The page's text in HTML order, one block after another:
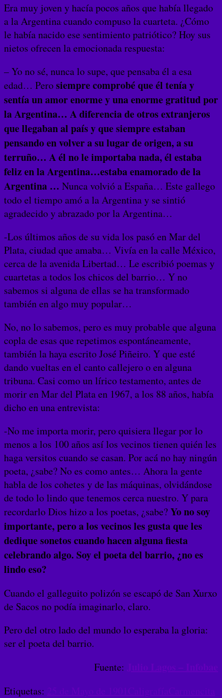
Era muy joven y hacía pocos años que había llegado
a la Argentina cuando compuso la cuarteta. ¿Cómo
le había nacido ese sentimiento patriótico? Hoy sus
nietos ofrecen la emocionada respuesta:
– Yo no sé, nunca lo supe, que pensaba él a esa
edad… Perosiempre comprobé que él tenía y
sentía un amor enorme y una enorme gratitud por
la Argentina… A diferencia de otros extranjeros
que llegaban al país y que siempre estaban
pensando en volver a su lugar de origen, a su
terruño… A él no le importaba nada, él estaba
feliz en la Argentina…estaba enamorado de la
Argentina … Nunca volvió a España… Este gallego
todo el tiempo amó a la Argentina y se sintió
agradecido y abrazado por la Argentina…
-Los últimos años de su vida los pasó en Mar del
Plata, ciudad que amaba… Vivía en la calle México,
cerca de la avenida Libertad… Le escribió poemas y
cuartetas a todos los chicos del barrio… Y no
sabemos si alguna de ellas se ha transformado
también en algo muy popular…
No, no lo sabemos, pero es muy probable que alguna
copla de esas que repetimos espontáneamente,
también la haya escrito José Piñeiro. Y que esté
dando vueltas en el canto callejero o en alguna
tribuna. Casi como un lírico testamento, antes de
morir en Mar del Plata en 1967, a los 88 años, había
dicho en una entrevista:
-No me importa morir, pero quisiera llegar por lo
menos a los 100 años así los vecinos tienen quién les
haga versitos cuando se casan. Por acá no hay ningún
poeta, ¿sabe? No es como antes… Ahora la gente
habla de los cohetes y de las máquinas, olvidándose
de todo lo lindo que tenemos cerca nuestro. Y para
recordarlo Dios hizo a los poetas, ¿sabe?Yo no soy
importante, pero a los vecinos les gusta que les
dedique sonetos cuando hacen alguna fiesta
celebrando algo. Soy el poeta del barrio, ¿no es
lindo eso?
Cuando el galleguito polizón se escapó de San Xurxo
de Sacos no podía imaginarlo, claro.
Pero del otro lado del mundo lo esperaba la gloria:
ser el poeta del barrio.
Fuente:
Etiquetas: